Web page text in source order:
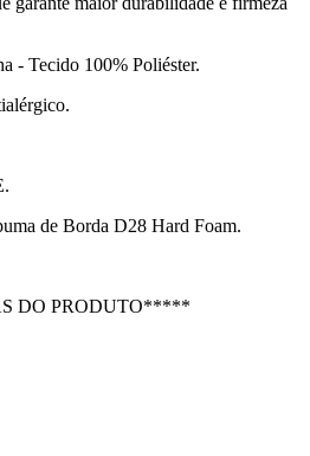
- Tecido 100% Poliéster.
de Borda D28 Hard Foam.
DO PRODUTO*****